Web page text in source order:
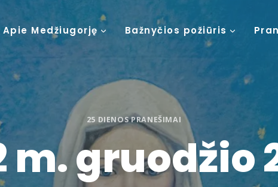
Apie Medžiugorję Bažnyčios požiūris
25 DIENOS PRANEŠIMAI
m. gruodžio